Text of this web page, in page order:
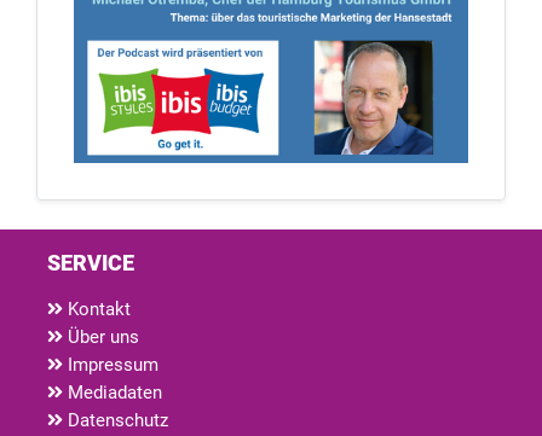
SERVICE
Kontakt
Über uns
Impressum
Mediadaten
Datenschutz